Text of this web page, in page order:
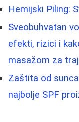
Hemijski Piling:
Sveobuhvatan
efekti, rizici i
masažom za
Zaštita od
najbolje SPF